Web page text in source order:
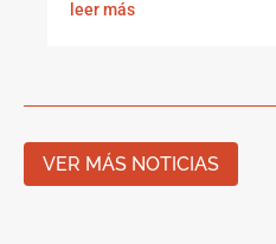
leer más
VER MÁS NOTICIAS